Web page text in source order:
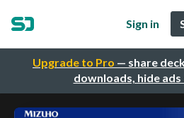
Upgrade to Pro — share
downloads, hide
Sign in